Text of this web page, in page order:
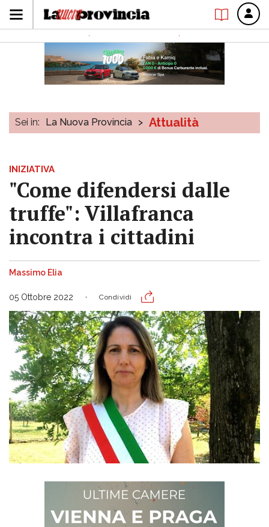
Sei in: La Nuova Provincia > Attualità
INIZIATIVA
"Come difendersi dalle
truffe": Villafranca
incontra i cittadini
Massimo Elia
05 Ottobre 2022 Condividi